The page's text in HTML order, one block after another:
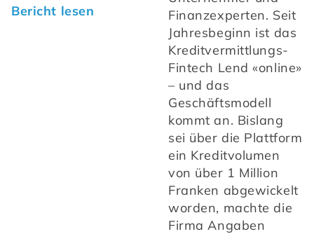
Bericht lesen
Finanzexperten. Seit
Jahresbeginn ist das
Kreditvermittlungs-
Fintech Lend «online»
– und das
Geschäftsmodell
kommt an. Bislang
sei über die Plattform
ein Kreditvolumen
von über 1 Million
Franken abgewickelt
worden, machte die
Firma Angaben